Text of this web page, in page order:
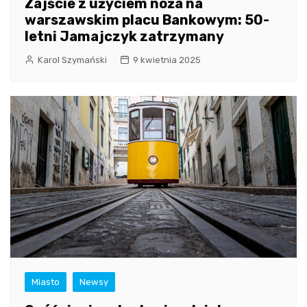
Zajście z użyciem noża na
warszawskim placu Bankowym: 50-
letni Jamajczyk zatrzymany
Karol Szymański 9 kwietnia 2025
Miasto Newsy